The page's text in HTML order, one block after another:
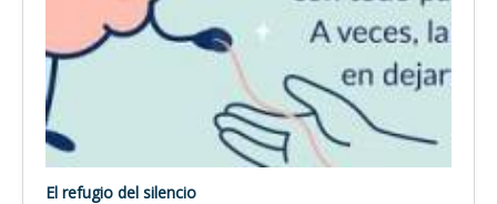
El refugio del silencio